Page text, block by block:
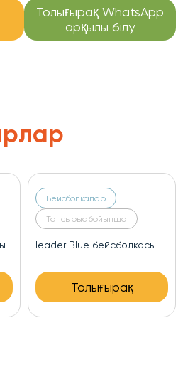
Толығырақ WhatsApp
арқылы білу
Бейсболкалар
Тапсырыс бойынша
leader Blue бейсболкасы
Толығырақ